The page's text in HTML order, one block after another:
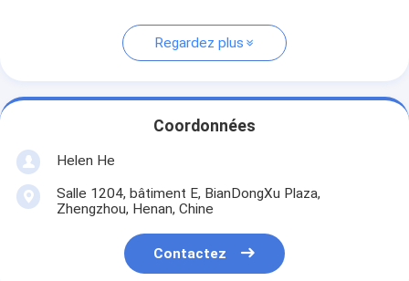
Regardez plus
Coordonnées
Helen He
Salle 1204, bâtiment E, BianDongXu Plaza,
Zhengzhou, Henan, Chine
Contactez